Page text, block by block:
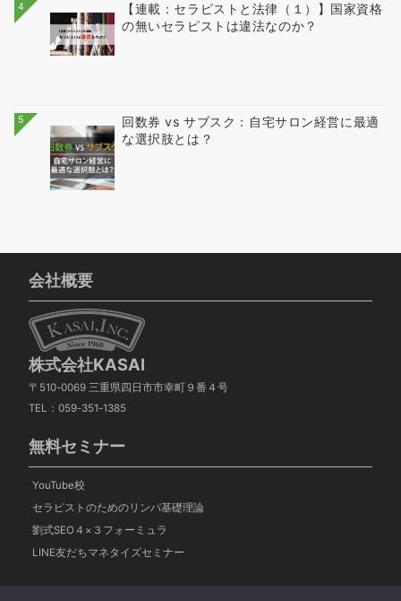
4
【連載：セラピストと法律（１）】国家資格
の無いセラピストは違法なのか？
5
回数券 vs サブスク：自宅サロン経営に最適
な選択肢とは？
会社概要
株式会社KASAI
〒510-0069 三重県四日市市幸町９番４号
TEL：059-351-1385
無料セミナー
YouTube校
セラピストのためのリンパ基礎理論
劉式SEO４×３フォーミュラ
LINE友だちマネタイズセミナー